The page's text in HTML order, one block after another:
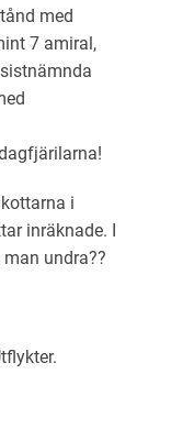
med
7 amiral,
i
inräknade. I
undra??
.